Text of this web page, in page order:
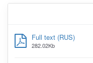
Full text (RUS)
282.02Kb